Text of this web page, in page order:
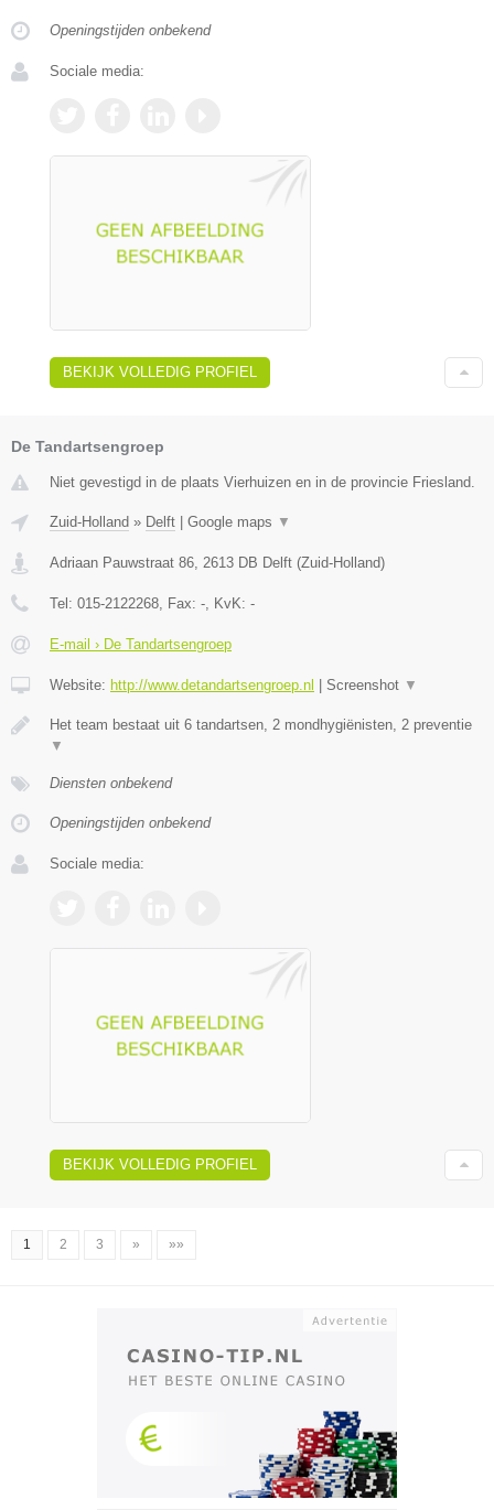
Openingstijden onbekend
Sociale media:
BEKIJK VOLLEDIG PROFIEL
De Tandartsengroep
Niet gevestigd in de plaats Vierhuizen en in de provincie Friesland.
Zuid-Holland » Delft Google maps ▼
Adriaan Pauwstraat 86, 2613 DB Delft (Zuid-Holland)
Tel: 015-2122268, Fax: -, KvK: -
E-mail › De Tandartsengroep
Website: http://www.detandartsengroep.nl Screenshot ▼
Het team bestaat uit 6 tandartsen, 2 mondhygiënisten, 2 preventie
▼
Diensten onbekend
Openingstijden onbekend
Sociale media:
BEKIJK VOLLEDIG PROFIEL
1 2 3 » »»